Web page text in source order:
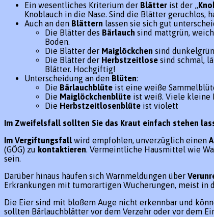
Ein wesentliches Kriterium der Blätter ist der „
Knoblauch in die Nase. Sind die Blätter
Auch an den Blättern lassen sie sich gut
Die Blätter des Bärlauch sind mattgrün,
Boden.
Die Blätter der Maiglöckchen sind
Die Blätter der Herbstzeitlose sind schmal,
Blätter. Hochgiftig!
Unterscheidung an den Blüten:
Die Bärlauchblüte ist eine weiße
Die Maiglöckchenblüte ist weiß. Viele kleine
Die Herbstzeitlosenblüte ist violett
Im Zweifelsfall sollten Sie das Kraut einfach stehen
Im Vergiftungsfall wird empfohlen, unverzüglich einen
(GÖG) zu kontaktieren. Vermeintliche Hausmittel wie
sein.
Darüber hinaus häufen sich Warnmeldungen über
Erkrankungen mit tumorartigen Wucherungen, meist in
Die Eier sind mit bloßem Auge nicht erkennbar und
sollten Bärlauchblätter vor dem Verzehr oder vor dem